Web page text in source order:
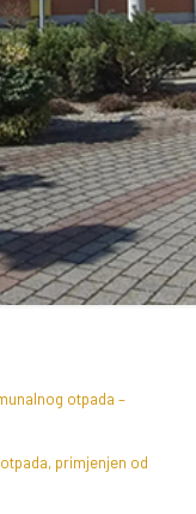
otpada –
primjenjen od